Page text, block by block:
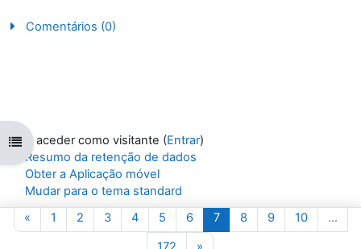
Abrir índice da disciplina
Comentários (0)
«Página anterior
1 Página 1
2Página 2
3Página 3
4Página 4
5Página 5
6Página 6
7Página 7
8Página 8
9Página 9
10Página 10
…
Página 172
A aceder como visitante (Entrar)
Resumo da retenção de dados
Obter a Aplicação móvel
Mudar para o tema standard
Fornecido porMoodle